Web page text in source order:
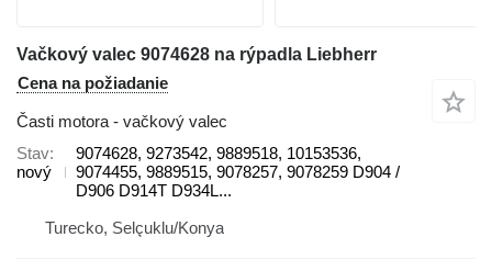
Vačkový valec 9074628 na rýpadla Liebherr
Cena na požiadanie
Časti motora - vačkový valec
Stav
nový
9074628, 9273542, 9889518, 10153536,
9074455, 9889515, 9078257, 9078259 D904 /
D906 D914T D934L...
Turecko, Selçuklu/Konya